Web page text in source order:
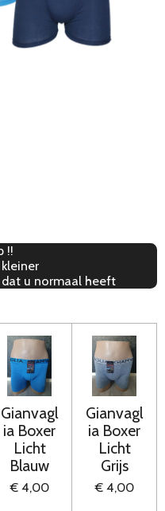
!!
u normaal heeft
Gianvagl
ia Boxer
Licht
Blauw
€ 4,00
Gianvagl
ia Boxer
Licht
Grijs
€ 4,00